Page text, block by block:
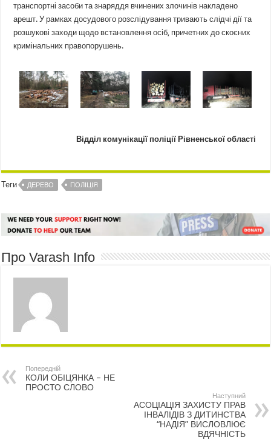
транспортні засоби та знаряддя вчинених злочинів накладено
арешт. У рамках досудового розслідування тривають слідчі дії та
розшукові заходи щодо встановлення осіб, причетних до скоєних
кримінальних правопорушень.
Відділ комунікації поліції Рівненської області
Теги ДЕРЕВО ПОЛІЦІЯ
Про Varash Info
Попередній
КОЛИ ОБІЦЯНКА – НЕ
ПРОСТО СЛОВО
Наступний
АСОЦІАЦІЯ ЗАХИСТУ ПРАВ
ІНВАЛІДІВ З ДИТИНСТВА
“НАДІЯ” ВИСЛОВЛЮЄ
ВДЯЧНІСТЬ